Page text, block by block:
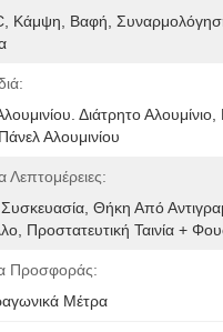
Κάμψη, Βαφή,
Διάτρητο
Αλουμινίου
Λεπτομέρειες:
Θήκη Από
Προστατευτική Ταινία +
Προσφοράς:
Μέτρα